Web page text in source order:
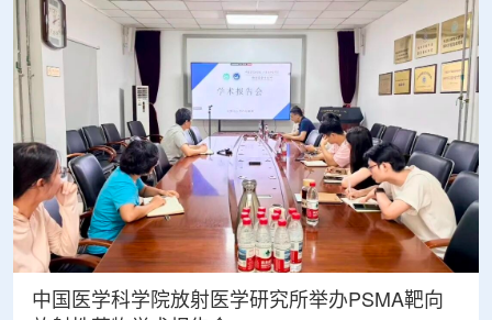
中国医学科学院放射医学研究所举办PSMA靶向